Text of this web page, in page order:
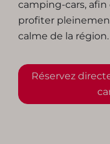
camping-cars,
profiter
calme de la région.
Réservez